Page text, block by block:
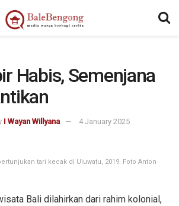
Habis, Semenjana
I Wayan Willyana 4 January 2025
tari kecak di Uluwatu, 2019. Foto Anton
Bali dilahirkan dari rahim kolonial,